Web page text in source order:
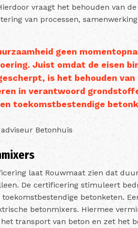
vraagt het behouden van
van processen,
geen
Juist omdat de eisen
is het behouden
in verantwoord
toekomstbestendige
Betonhuis
laat Rouwmaat zien dat
De certificering stimuleert
betonketen.
betonmixers. Hiermee
transport van beton en zet het